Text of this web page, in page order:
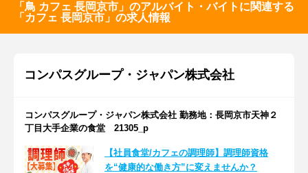
「鳥 カフェ 長岡京市」のアルバイト・バイトに関連する
「カフェ 長岡京市」の求人情報
コンパスグループ・ジャパン株式会社
コンパスグループ・ジャパン株式会社 勤務地：長岡京市天神２
丁目大手企業の食堂 21305_p
【社員食堂/カフェの調理師】調理師資格
を“健康的な働き方”に変えませんか？